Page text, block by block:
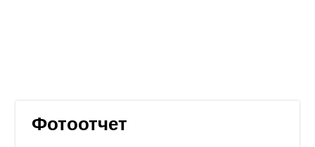
Фотоотчет